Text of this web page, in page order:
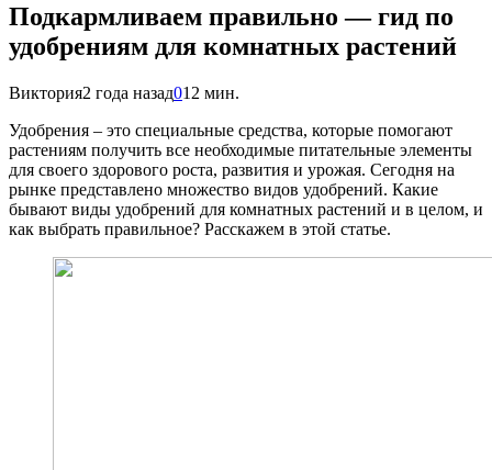
Подкармливаем правильно — гид по
удобрениям для комнатных растений
Виктория2 года назад012 мин.
Удобрения – это специальные средства, которые помогают
растениям получить все необходимые питательные элементы
для своего здорового роста, развития и урожая. Сегодня на
рынке представлено множество видов удобрений. Какие
бывают виды удобрений для комнатных растений и в целом, и
как выбрать правильное? Расскажем в этой статье.